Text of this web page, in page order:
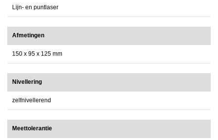
Lijn- en puntlaser
Afmetingen
150 x 95 x 125 mm
Nivellering
zelfnivellerend
Meettolerantie